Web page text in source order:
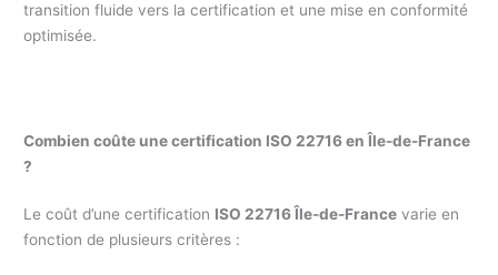
transition fluide vers la certification et une mise en conformité
optimisée.
Combien coûte une certification ISO 22716 en Île-de-France
?
Le coût d’une certification ISO 22716 Île-de-France varie en
fonction de plusieurs critères :